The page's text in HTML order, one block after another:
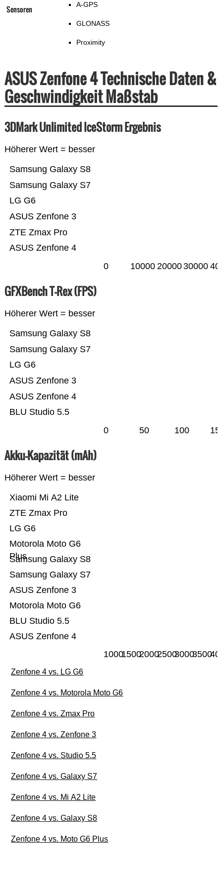
Sensoren A-GPS
GLONASS
Proximity
ASUS Zenfone 4 Technische Daten &
Geschwindigkeit Maßstab
3DMark Unlimited IceStorm Ergebnis
Höherer Wert = besser
ASUS Zenfone 4
ZTE Zmax Pro
ASUS Zenfone 3
LG G6
Samsung Galaxy S7
Samsung Galaxy S8
0 10000 2000030000
GFXBench T-Rex (FPS)
Höherer Wert = besser
BLU Studio 5.5
ASUS Zenfone 4
ASUS Zenfone 3
LG G6
Samsung Galaxy S7
Samsung Galaxy S8
0 50 100
Akku-Kapazität (mAh)
Höherer Wert = besser
ASUS Zenfone 4
BLU Studio 5.5
Motorola Moto G6
ASUS Zenfone 3
Samsung Galaxy S7
Samsung Galaxy S8
Motorola Moto G6
Plus
LG G6
ZTE Zmax Pro
Xiaomi Mi A2 Lite
100015002000250030003500
Zenfone 4 vs. LG G6
Zenfone 4 vs. Motorola Moto G6
Zenfone 4 vs. Zmax Pro
Zenfone 4 vs. Zenfone 3
Zenfone 4 vs. Studio 5.5
Zenfone 4 vs. Galaxy S7
Zenfone 4 vs. Mi A2 Lite
Zenfone 4 vs. Galaxy S8
Zenfone 4 vs. Moto G6 Plus